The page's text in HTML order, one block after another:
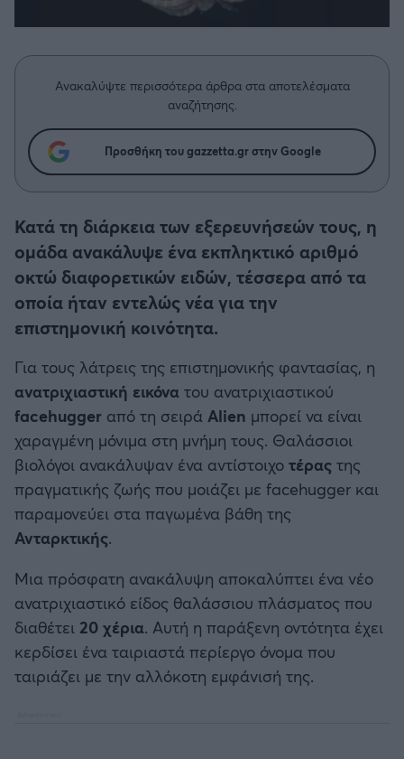
Δημήτρης Τσορμπατζόγλου
Άρης
Βόλος
Ατρόμητος Αθηνών
Αστέρας Τρίπολης
Παναιτωλικός
Καλαμάτα
Ηρακλής
Μπαρτσελόνα
Ατλέτικο Μαδρίτης
Μάντσεστερ Γιουνάιτεντ
Ανακαλύψτε περισσότερα άρθρα στα αποτελέσματα
αναζήτησης.
Προσθήκη του gazzetta.gr στην Google
Κατά τη διάρκεια των εξερευνήσεών τους, η
ομάδα ανακάλυψε ένα εκπληκτικό αριθμό
οκτώ διαφορετικών ειδών, τέσσερα από τα
οποία ήταν εντελώς νέα για την
επιστημονική κοινότητα.
Για τους λάτρεις της επιστημονικής φαντασίας, η
ανατριχιαστική εικόνα του ανατριχιαστικού
facehugger από τη σειρά Alien μπορεί να είναι
χαραγμένη μόνιμα στη μνήμη τους. Θαλάσσιοι
βιολόγοι ανακάλυψαν ένα αντίστοιχο τέρας της
πραγματικής ζωής που μοιάζει με facehugger και
παραμονεύει στα παγωμένα βάθη της
Ανταρκτικής.
Μια πρόσφατη ανακάλυψη αποκαλύπτει ένα νέο
ανατριχιαστικό είδος θαλάσσιου πλάσματος που
διαθέτει 20 χέρια. Αυτή η παράξενη οντότητα έχει
κερδίσει ένα ταιριαστά περίεργο όνομα που
ταιριάζει με την αλλόκοτη εμφάνισή της.